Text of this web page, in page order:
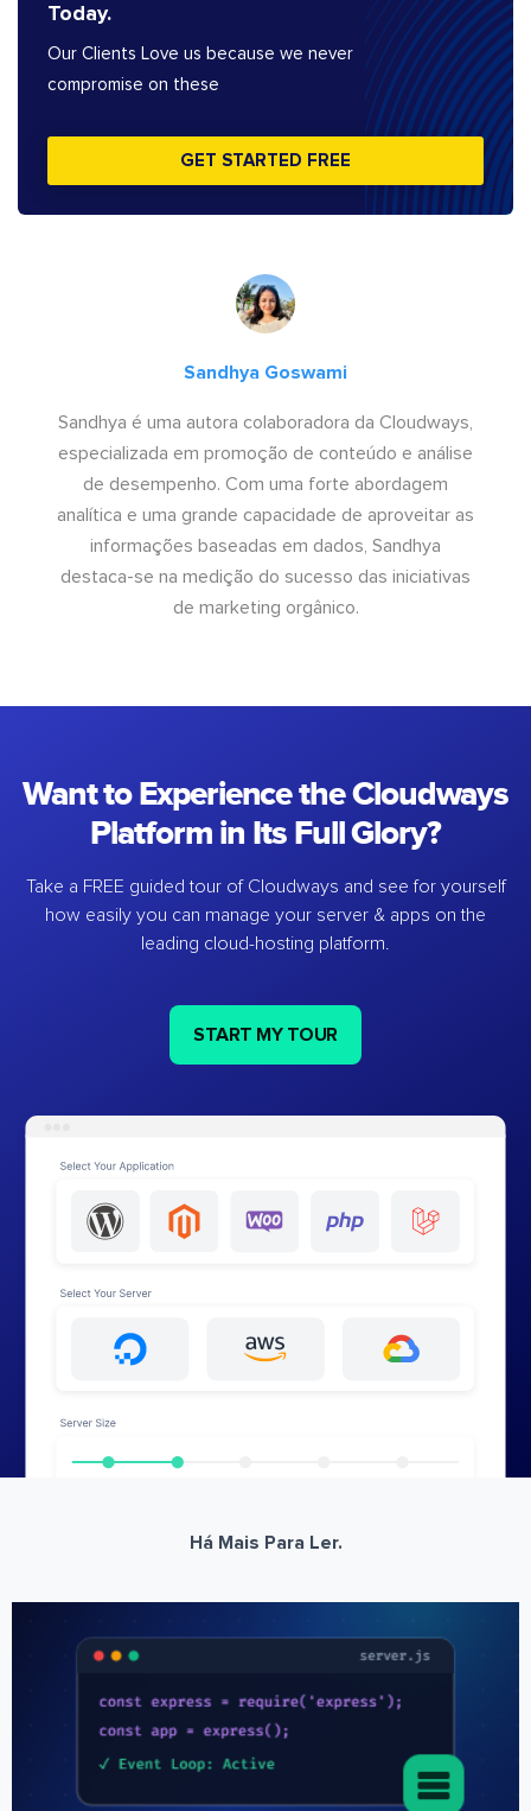
Today.
Our Clients Love us because we never
compromise on these
GET STARTED FREE
Sandhya Goswami
Sandhya é uma autora colaboradora da Cloudways,
especializada em promoção de conteúdo e análise
de desempenho. Com uma forte abordagem
analítica e uma grande capacidade de aproveitar as
informações baseadas em dados, Sandhya
destaca-se na medição do sucesso das iniciativas
de marketing orgânico.
Want to Experience the Cloudways
Platform in Its Full Glory?
Take a FREE guided tour of Cloudways and see for yourself
how easily you can manage your server & apps on the
leading cloud-hosting platform.
START MY TOUR
Há Mais Para Ler.